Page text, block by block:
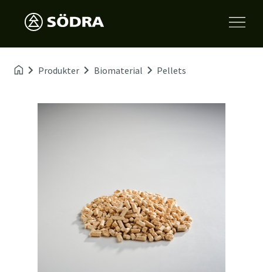
Produkter Biomaterial Pellets